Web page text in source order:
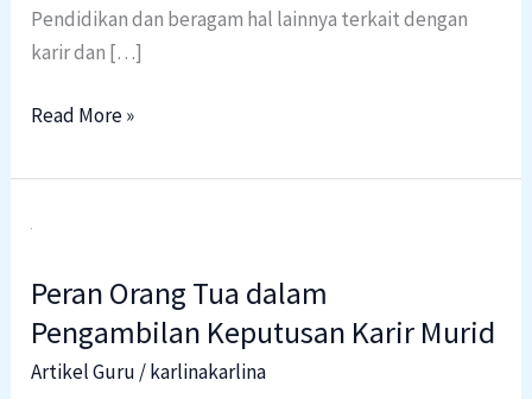
Pendidikan dan beragam hal lainnya terkait dengan
karir dan […]
Read More »
Peran Orang Tua dalam
Pengambilan Keputusan Karir Murid
Artikel Guru /karlinakarlina
Peran
Tua
dalam
Pengambilan